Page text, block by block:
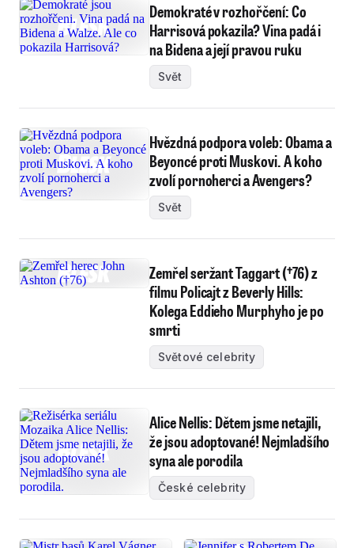
Demokraté v rozhořčení: Co
Harrisová pokazila? Vina padá i
na Bidena a její pravou ruku
Svět
Hvězdná podpora voleb: Obama a
Beyoncé proti Muskovi. A koho
zvolí pornoherci a Avengers?
Svět
Zemřel seržant Taggart (†76) z
filmu Policajt z Beverly Hills:
Kolega Eddieho Murphyho je po
smrti
Světové celebrity
Alice Nellis: Dětem jsme netajili,
že jsou adoptované! Nejmladšího
syna ale porodila
České celebrity